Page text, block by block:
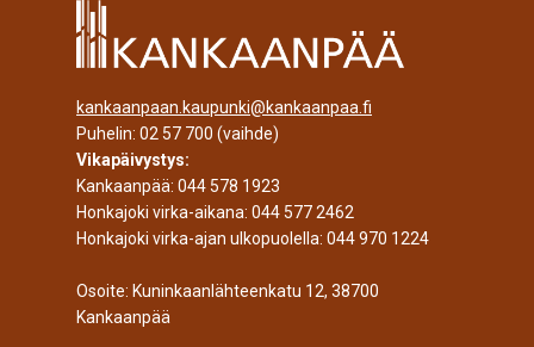
kankaanpaan.kaupunki@kankaanpaa.fi
Puhelin: 02 57 700 (vaihde)
Vikapäivystys:
Kankaanpää: 044 578 1923
Honkajoki virka-aikana: 044 577 2462
Honkajoki virka-ajan ulkopuolella: 044 970 1224
Osoite: Kuninkaanlähteenkatu 12, 38700
Kankaanpää